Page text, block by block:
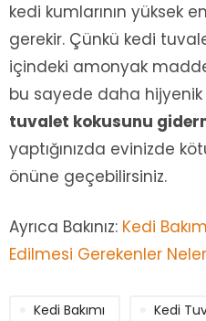
kedi kumlarının yüksek
gerekir. Çünkü kedi
içindeki amonyak
bu sayede daha
tuvalet kokusunu
yaptığınızda evinizde
önüne geçebilirsiniz.
Ayrıca Bakınız: Kedi
Edilmesi Gerekenler
Kedi Bakımı Kedi